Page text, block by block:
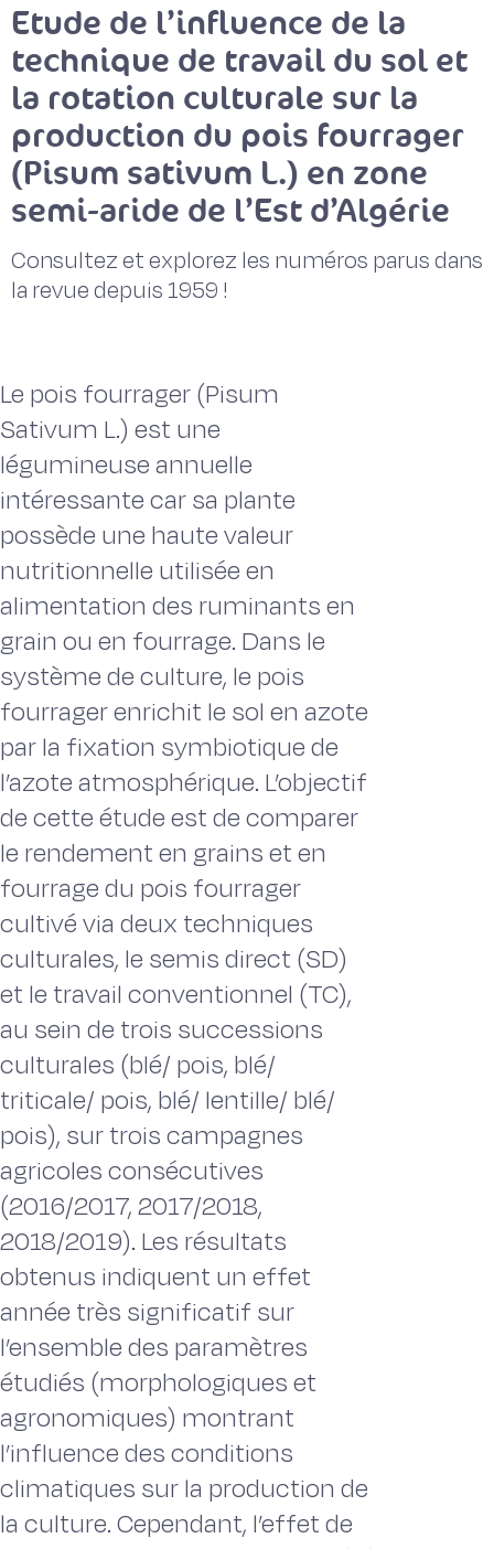
Etude de l’influence de la
technique de travail du sol et
la rotation culturale sur la
production du pois fourrager
(Pisum sativum L.) en zone
semi-aride de l’Est d’Algérie
Consultez et explorez les numéros parus dans
la revue depuis 1959 !
Le pois fourrager (Pisum
Sativum L.) est une
légumineuse annuelle
intéressante car sa plante
possède une haute valeur
nutritionnelle utilisée en
alimentation des ruminants en
grain ou en fourrage. Dans le
système de culture, le pois
fourrager enrichit le sol en azote
par la fixation symbiotique de
l’azote atmosphérique. L’objectif
de cette étude est de comparer
le rendement en grains et en
fourrage du pois fourrager
cultivé via deux techniques
culturales, le semis direct (SD)
et le travail conventionnel (TC),
au sein de trois successions
culturales (blé/ pois, blé/
triticale/ pois, blé/ lentille/ blé/
pois), sur trois campagnes
agricoles consécutives
(2016/2017, 2017/2018,
2018/2019). Les résultats
obtenus indiquent un effet
année très significatif sur
l’ensemble des paramètres
étudiés (morphologiques et
agronomiques) montrant
l’influence des conditions
climatiques sur la production de
la culture. Cependant, l’effet de